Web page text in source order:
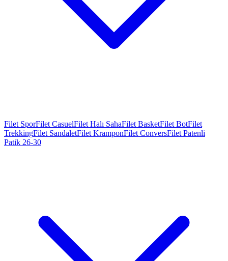
Filet SporFilet CasuelFilet Halı SahaFilet BasketFilet BotFilet
TrekkingFilet SandaletFilet KramponFilet ConversFilet Patenli
Patik 26-30